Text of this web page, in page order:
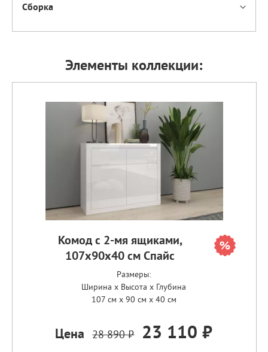
Сборка
Элементы коллекции:
Комод с 2-мя ящиками,
107х90х40 см Спайс
Размеры:
Ширина x Высота x Глубина
107 см x 90 см x 40 см
Цена 28 890 ₽ 23 110 ₽